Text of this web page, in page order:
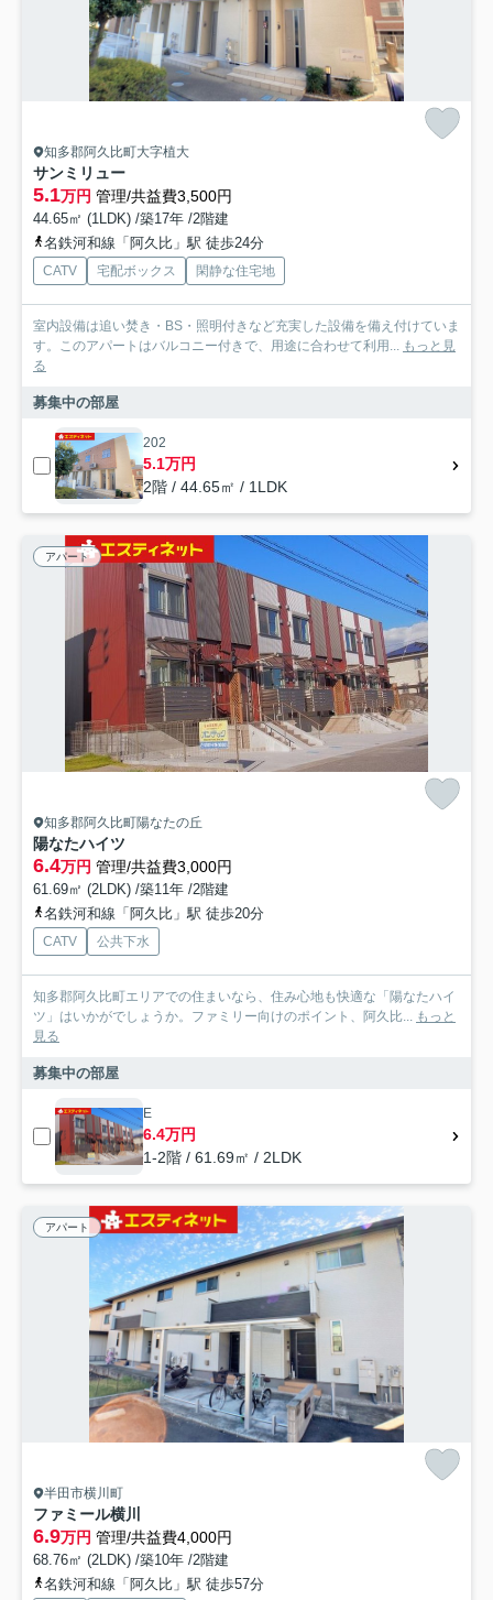
知多郡阿久比町大字植大
サンミリュー
5.1万円 管理/共益費3,500円
44.65㎡ (1LDK) /築17年 /2階建
名鉄河和線「阿久比」駅 徒歩24分
CATV 宅配ボックス 閑静な住宅地
室内設備は追い焚き・BS・照明付きなど充実した設備を備え付けていま
す。このアパートはバルコニー付きで、用途に合わせて利用... もっと見
る
募集中の部屋
202
5.1万円
2階 / 44.65㎡ / 1LDK
アパート
知多郡阿久比町陽なたの丘
陽なたハイツ
6.4万円 管理/共益費3,000円
61.69㎡ (2LDK) /築11年 /2階建
名鉄河和線「阿久比」駅 徒歩20分
CATV 公共下水
知多郡阿久比町エリアでの住まいなら、住み心地も快適な「陽なたハイ
ツ」はいかがでしょうか。ファミリー向けのポイント、阿久比... もっと
見る
募集中の部屋
E
6.4万円
1-2階 / 61.69㎡ / 2LDK
アパート
半田市横川町
ファミール横川
6.9万円 管理/共益費4,000円
68.76㎡ (2LDK) /築10年 /2階建
名鉄河和線「阿久比」駅 徒歩57分